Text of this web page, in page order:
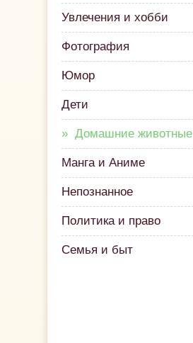
Увлечения и хобби
Фотография
Юмор
Дети
Домашние животные
Манга и Аниме
Непознанное
Политика и право
Семья и быт